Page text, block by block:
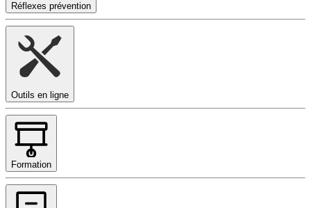
Réflexes prévention
Outils en ligne
Formation